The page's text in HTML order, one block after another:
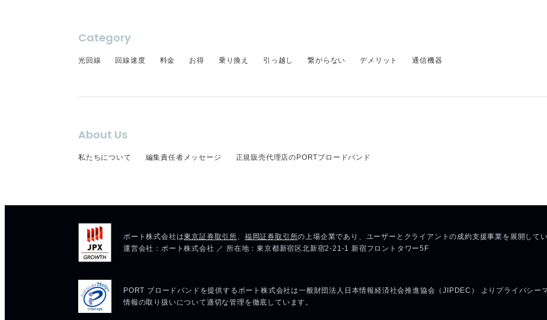
Category
光回線 回線速度 料金 お得 乗り換え 引っ越し 繋がらない デメリット 通信機器
About Us
私たちについて 編集責任者メッセージ 正規販売代理店のPORTブロードバンド